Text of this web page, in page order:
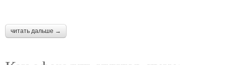
читать дальше →